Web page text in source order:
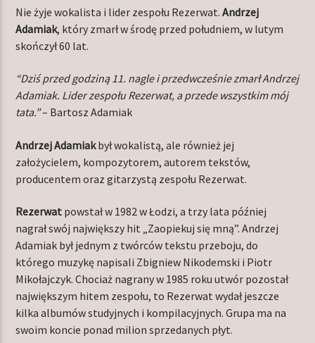
TERAZ W RAMÓWCE
LIGHT ORBIT
06:00
NASTĘPNIE W RAMÓWCE
EXTRA ORBIT
12:00 14:00
Radio Orbit
Nie żyje wokalista i lider zespołu Rezerwat.Andrzej
Adamiak, który zmarł w środę przed południem, w lutym
skończył 60 lat.
“Dziś przed godziną 11. nagle i przedwcześnie zmarł Andrzej
Adamiak. Lider zespołu Rezerwat, a przede wszystkim mój
tata.”– Bartosz Adamiak
Andrzej Adamiakbył wokalistą, ale również jej
założycielem, kompozytorem, autorem tekstów,
producentem oraz gitarzystą zespołu Rezerwat.
Rezerwat powstał w 1982 w Łodzi, a trzy lata później
nagrał swój największy hit „Zaopiekuj się mną”. Andrzej
Adamiak był jednym z twórców tekstu przeboju, do
którego muzykę napisali Zbigniew Nikodemski i Piotr
Mikołajczyk. Chociaż nagrany w 1985 roku utwór pozostał
największym hitem zespołu, to Rezerwat wydał jeszcze
kilka albumów studyjnych i kompilacyjnych. Grupa ma na
swoim koncie ponad milion sprzedanych płyt.